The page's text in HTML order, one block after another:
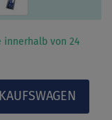
innerhalb von 24